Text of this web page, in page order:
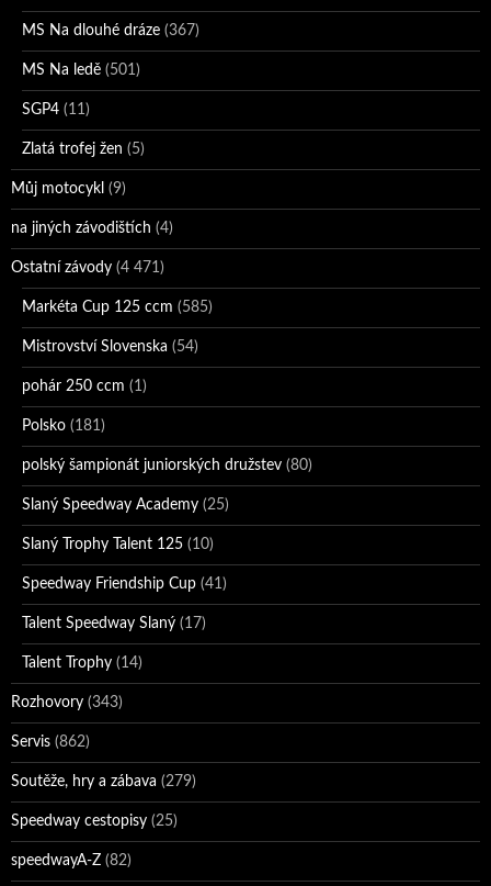
MS Na dlouhé dráze (367)
MS Na ledě (501)
SGP4 (11)
Zlatá trofej žen (5)
Můj motocykl (9)
na jiných závodištích (4)
Ostatní závody (4 471)
Markéta Cup 125 ccm (585)
Mistrovství Slovenska (54)
pohár 250 ccm (1)
Polsko (181)
polský šampionát juniorských družstev (80)
Slaný Speedway Academy (25)
Slaný Trophy Talent 125 (10)
Speedway Friendship Cup (41)
Talent Speedway Slaný (17)
Talent Trophy (14)
Rozhovory (343)
Servis (862)
Soutěže, hry a zábava (279)
Speedway cestopisy (25)
speedwayA-Z (82)